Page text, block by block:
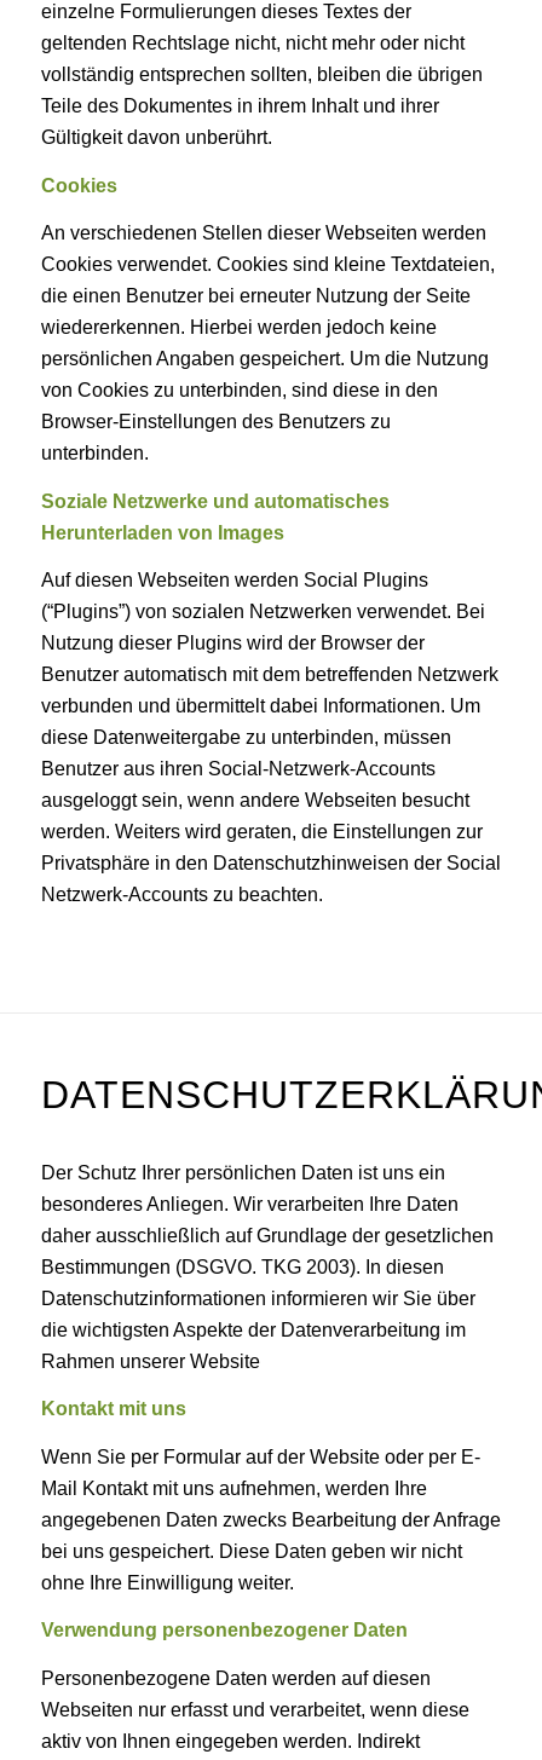
einzelne Formulierungen dieses Textes der
geltenden Rechtslage nicht, nicht mehr oder nicht
vollständig entsprechen sollten, bleiben die übrigen
Teile des Dokumentes in ihrem Inhalt und ihrer
Gültigkeit davon unberührt.
Cookies
An verschiedenen Stellen dieser Webseiten werden
Cookies verwendet. Cookies sind kleine Textdateien,
die einen Benutzer bei erneuter Nutzung der Seite
wiedererkennen. Hierbei werden jedoch keine
persönlichen Angaben gespeichert. Um die Nutzung
von Cookies zu unterbinden, sind diese in den
Browser-Einstellungen des Benutzers zu
unterbinden.
Soziale Netzwerke und automatisches
Herunterladen von Images
Auf diesen Webseiten werden Social Plugins
(“Plugins”) von sozialen Netzwerken verwendet. Bei
Nutzung dieser Plugins wird der Browser der
Benutzer automatisch mit dem betreffenden Netzwerk
verbunden und übermittelt dabei Informationen. Um
diese Datenweitergabe zu unterbinden, müssen
Benutzer aus ihren Social-Netzwerk-Accounts
ausgeloggt sein, wenn andere Webseiten besucht
werden. Weiters wird geraten, die Einstellungen zur
Privatsphäre in den Datenschutzhinweisen der Social
Netzwerk-Accounts zu beachten.
Der Schutz Ihrer persönlichen Daten ist uns ein
besonderes Anliegen. Wir verarbeiten Ihre Daten
daher ausschließlich auf Grundlage der gesetzlichen
Bestimmungen (DSGVO. TKG 2003). In diesen
Datenschutzinformationen informieren wir Sie über
die wichtigsten Aspekte der Datenverarbeitung im
Rahmen unserer Website
Kontakt mit uns
Wenn Sie per Formular auf der Website oder per E-
Mail Kontakt mit uns aufnehmen, werden Ihre
angegebenen Daten zwecks Bearbeitung der Anfrage
bei uns gespeichert. Diese Daten geben wir nicht
ohne Ihre Einwilligung weiter.
Verwendung personenbezogener Daten
Personenbezogene Daten werden auf diesen
Webseiten nur erfasst und verarbeitet, wenn diese
aktiv von Ihnen eingegeben werden. Indirekt